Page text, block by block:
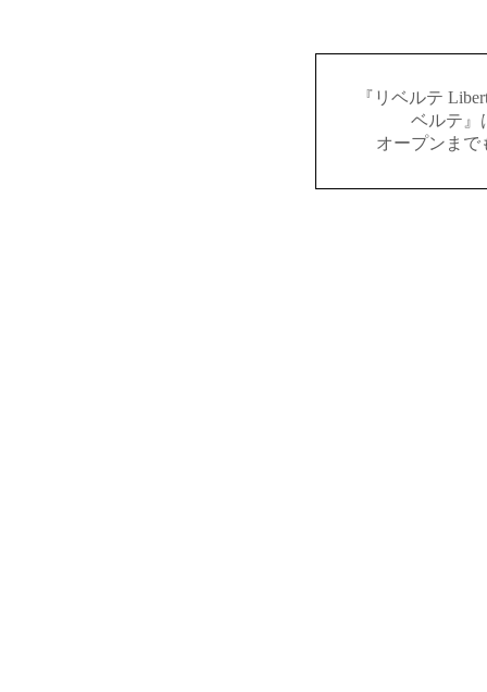
『リベルテ
ベルテ』
オープンまで